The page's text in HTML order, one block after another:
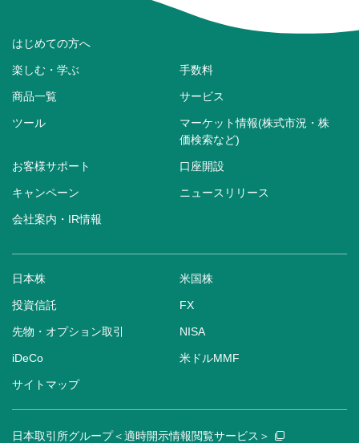
はじめての方へ
楽しむ・学ぶ 手数料
商品一覧 サービス
ツール
マーケット情報(株式市況・株
価検索など)
お客様サポート 口座開設
キャンペーン ニュースリリース
会社案内・IR情報
日本株 米国株
投資信託 FX
先物・オプション取引 NISA
iDeCo 米ドルMMF
サイトマップ
日本取引所グループ＜適時開示情報閲覧サービス＞